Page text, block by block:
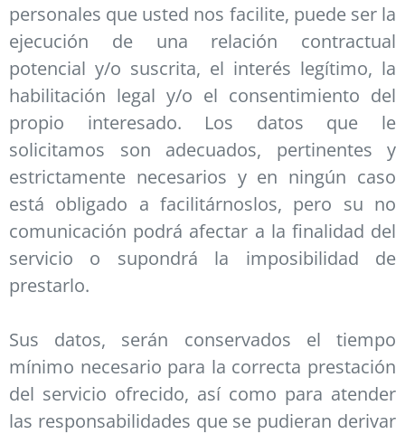
personales que usted nos facilite, puede ser la
ejecución de una relación contractual
potencial y/o suscrita, el interés legítimo, la
habilitación legal y/o el consentimiento del
propio interesado. Los datos que le
solicitamos son adecuados, pertinentes y
estrictamente necesarios y en ningún caso
está obligado a facilitárnoslos, pero su no
comunicación podrá afectar a la finalidad del
servicio o supondrá la imposibilidad de
prestarlo.
Sus datos, serán conservados el tiempo
mínimo necesario para la correcta prestación
del servicio ofrecido, así como para atender
las responsabilidades que se pudieran derivar